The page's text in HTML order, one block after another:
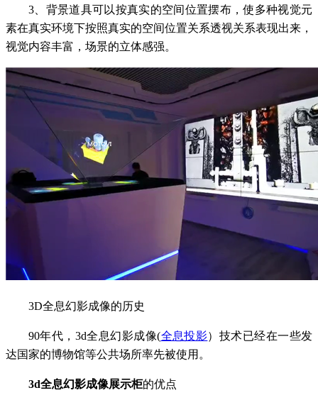
3、背景道具可以按真实的空间位置摆布，使多种视觉元
素在真实环境下按照真实的空间位置关系透视关系表现出来，
视觉内容丰富，场景的立体感强。
3D全息幻影成像的历史
90年代，3d全息幻影成像(全息投影）技术已经在一些发
达国家的博物馆等公共场所率先被使用。
3d全息幻影成像展示柜的优点